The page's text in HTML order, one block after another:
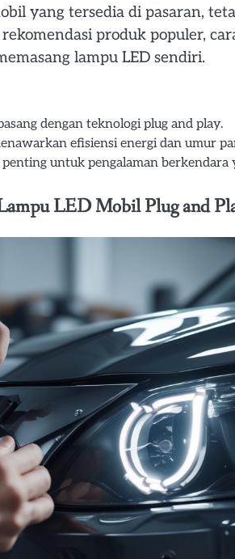
yang tersedia di pasaran,
produk populer,
lampu LED sendiri.
dengan teknologi plug and play.
efisiensi energi dan umur
untuk pengalaman berkendara
LED Mobil Plug and